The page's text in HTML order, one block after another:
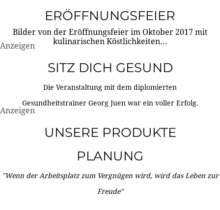
ERÖFFNUNGSFEIER
Bilder von der Eröffnungsfeier im Oktober 2017 mit
kulinarischen Köstlichkeiten...
Anzeigen
SITZ DICH GESUND
Die Veranstaltung mit dem diplomierten
Gesundheitstrainer Georg Juen war ein voller Erfolg.
Anzeigen
UNSERE PRODUKTE
PLANUNG
"Wenn der Arbeitsplatz zum Vergnügen wird, wird das Leben zur
Freude"